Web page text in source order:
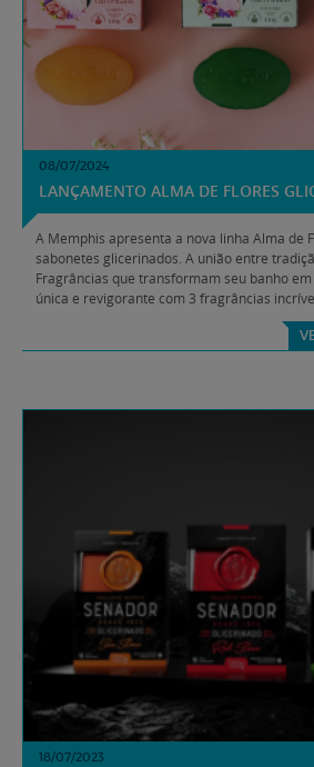
08/07/2024
LANÇAMENTO ALMA DE FLORES
A Memphis apresenta a nova linha Alma de
sabonetes glicerinados. A união entre
Fragrâncias que transformam seu banho
única e revigorante com 3 fragrâncias
18/07/2023